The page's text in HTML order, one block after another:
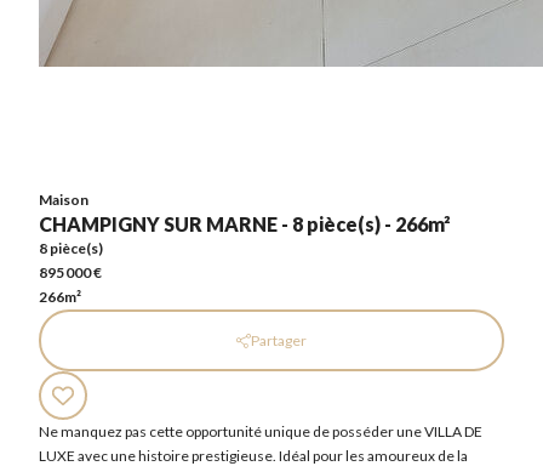
Maison
CHAMPIGNY SUR MARNE - 8 pièce(s) - 266m²
8 pièce(s)
895 000 €
266m²
Partager
Ne manquez pas cette opportunité unique de posséder une VILLA DE
LUXE avec une histoire prestigieuse. Idéal pour les amoureux de la